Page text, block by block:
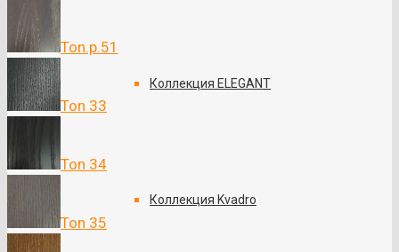
Коллекция ELEGANT
Коллекция Kvadro
Ton.p.51
Ton 33
Ton 34
Ton 35